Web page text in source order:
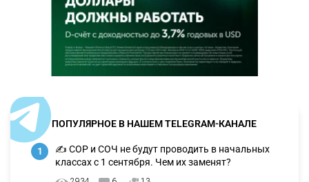
ПОПУЛЯРНОЕ В НАШЕМ TELEGRAM-КАНАЛЕ
1
✍️ СОР и СОЧ не будут проводить в начальных
классах с 1 сентября. Чем их заменят?